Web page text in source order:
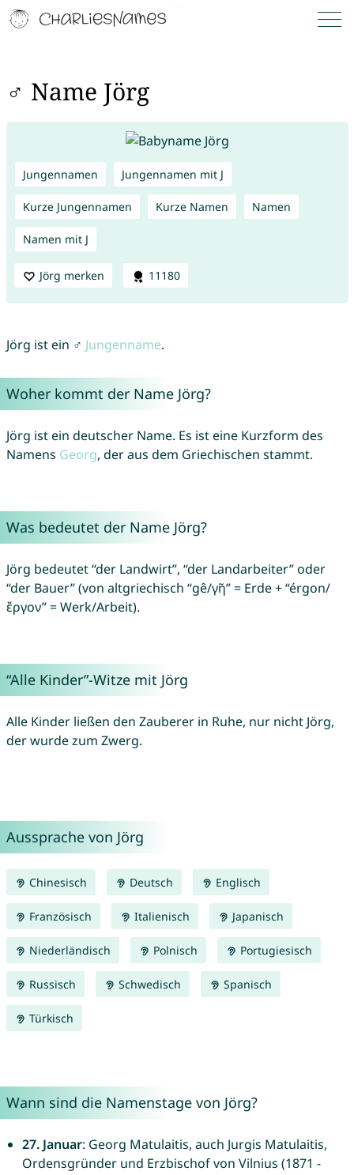
♂ Name Jörg
Jungennamen Jungennamen mit J
Kurze Jungennamen Kurze Namen Namen
Namen mit J
Jörg merken 11180
Jörg ist ein ♂ Jungenname.
Woher kommt der Name Jörg?
Jörg ist ein deutscher Name. Es ist eine Kurzform des
Namens Georg, der aus dem Griechischen stammt.
Was bedeutet der Name Jörg?
Jörg bedeutet “der Landwirt”, “der Landarbeiter” oder
“der Bauer” (von altgriechisch “gê/γῆ” = Erde + “érgon/
ἔργον” = Werk/Arbeit).
“Alle Kinder”-Witze mit Jörg
Alle Kinder ließen den Zauberer in Ruhe, nur nicht Jörg,
der wurde zum Zwerg.
Aussprache von Jörg
Chinesisch Deutsch Englisch
Französisch Italienisch Japanisch
Niederländisch Polnisch Portugiesisch
Russisch Schwedisch Spanisch
Türkisch
Wann sind die Namenstage von Jörg?
27. Januar: Georg Matulaitis, auch Jurgis Matulaitis,
Ordensgründer und Erzbischof von Vilnius (1871 -